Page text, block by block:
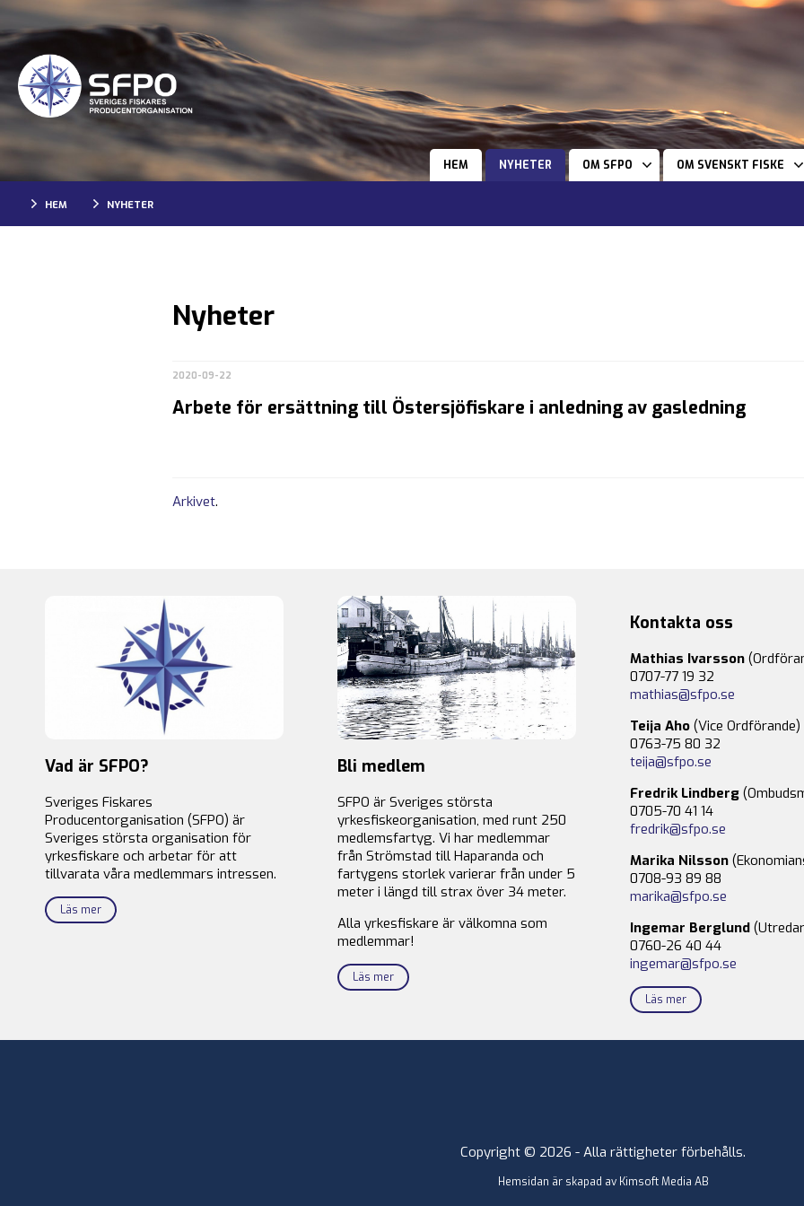
HEM NYHETER OM SFPO OM SVENSKT FISKE
HEM NYHETER
Nyheter
2020-09-22
Arbete för ersättning till Östersjöfiskare i anledning av gasledning
Arkivet.
Vad är SFPO?
Sveriges Fiskares
Producentorganisation (SFPO) är
Sveriges största organisation för
yrkesfiskare och arbetar för att
tillvarata våra medlemmars intressen.
Läs mer
Bli medlem
SFPO är Sveriges största
yrkesfiskeorganisation, med runt 250
medlemsfartyg. Vi har medlemmar
från Strömstad till Haparanda och
fartygens storlek varierar från under 5
meter i längd till strax över 34 meter.
Alla yrkesfiskare är välkomna som
medlemmar!
Läs mer
Kontakta oss
Mathias Ivarsson
0707-77 19 32
mathias@sfpo.se
Teija Aho (Vice Ordförande)
0763-75 80 32
teija@sfpo.se
Fredrik Lindberg
0705-70 41 14
fredrik@sfpo.se
Marika Nilsson
0708-93 89 88
marika@sfpo.se
Ingemar Berglund
0760-26 40 44
ingemar@sfpo.se
Läs mer
Copyright © 2026 - Alla rättigheter förbehålls.
Hemsidan är skapad av Kimsoft Media AB